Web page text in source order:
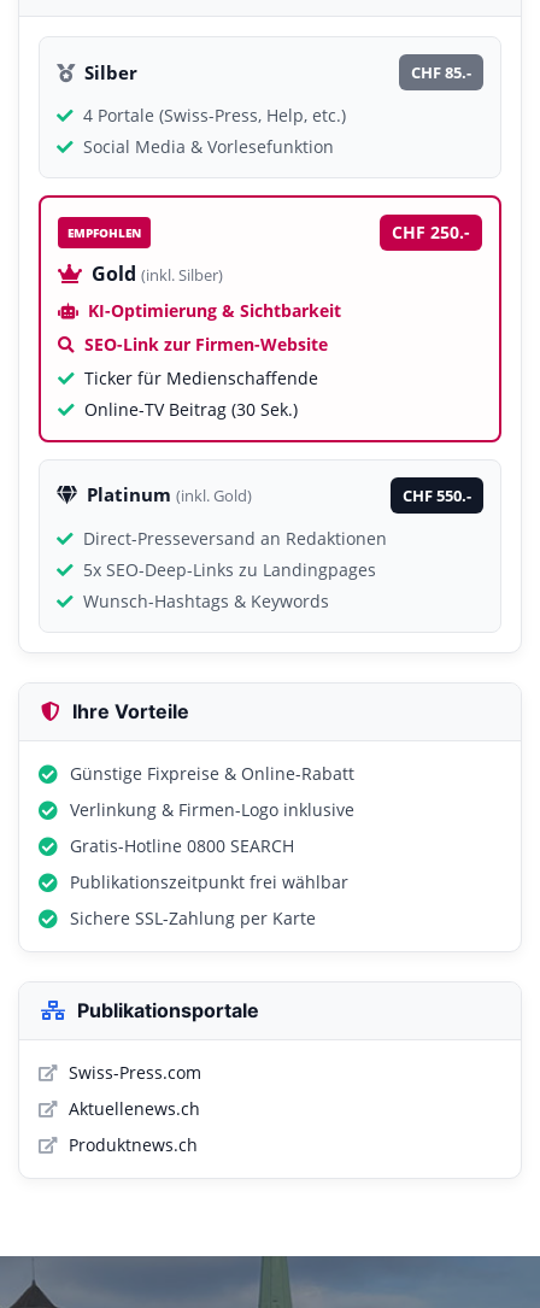
Silber CHF 85.-
4 Portale (Swiss-Press, Help, etc.)
Social Media & Vorlesefunktion
EMPFOHLEN CHF 250.-
Gold (inkl. Silber)
KI-Optimierung & Sichtbarkeit
SEO-Link zur Firmen-Website
Ticker für Medienschaffende
Online-TV Beitrag (30 Sek.)
Platinum (inkl. Gold) CHF 550.-
Direct-Presseversand an Redaktionen
5x SEO-Deep-Links zu Landingpages
Wunsch-Hashtags & Keywords
Ihre Vorteile
Günstige Fixpreise & Online-Rabatt
Verlinkung & Firmen-Logo inklusive
Gratis-Hotline 0800 SEARCH
Publikationszeitpunkt frei wählbar
Sichere SSL-Zahlung per Karte
Publikationsportale
Swiss-Press.com
Aktuellenews.ch
Produktnews.ch